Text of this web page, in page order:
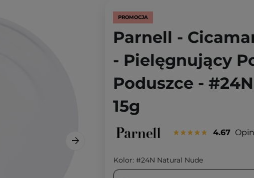
PROMOCJA
Parnell -
- Pielęgnujący
Poduszce -
15g
4.67
Kolor: #24N Natural Nude